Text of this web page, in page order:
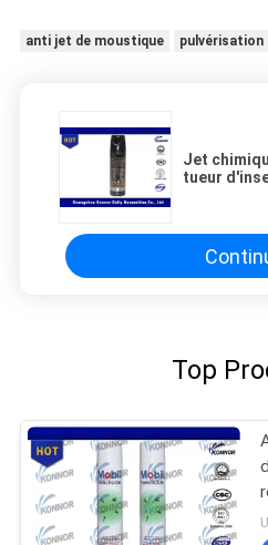
anti jet de moustique pulvérisation
Jet
tueur
Top